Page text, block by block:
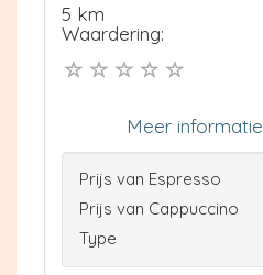
5 km
Waardering:
Meer informatie
Prijs van Espresso
Prijs van Cappuccino
Type